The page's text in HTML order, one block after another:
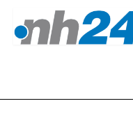
Tag der offenen Tür 2018